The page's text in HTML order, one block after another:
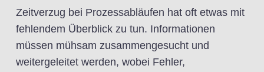
Zeitverzug bei Prozessabläufen hat oft etwas mit
fehlendem Überblick zu tun. Informationen
müssen mühsam zusammengesucht und
weitergeleitet werden, wobei Fehler,